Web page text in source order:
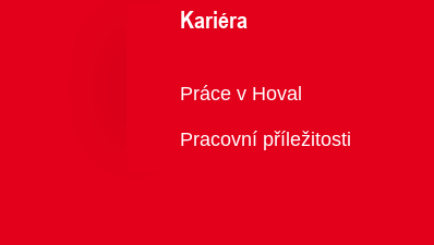
Kariéra
Přehled
Práce v Hoval
Pracovní příležitosti